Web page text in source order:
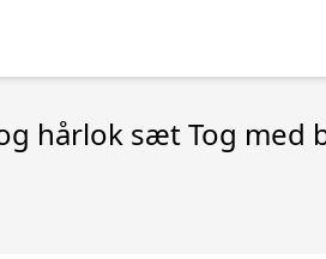
hårlok sæt Tog med